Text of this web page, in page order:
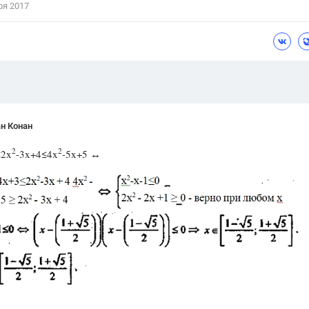
2017
Конан
2-3x+4≤4x2-5x+5 ↔